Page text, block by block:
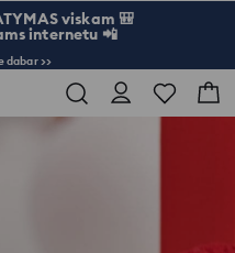
viskam 🎒
internetu 📲
dabar >>